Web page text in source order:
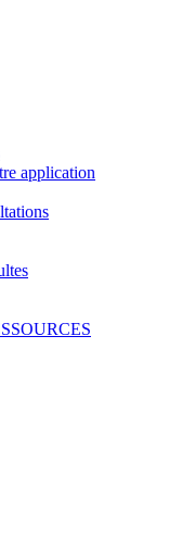
application